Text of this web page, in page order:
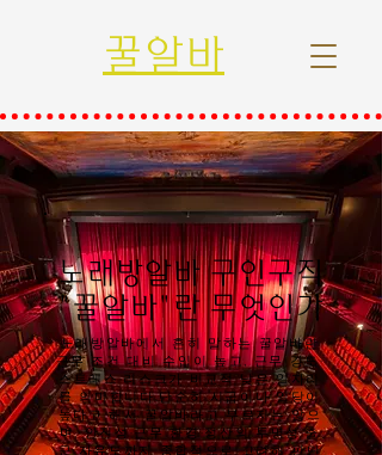
꿀알바
노래방알바 구인구직
"꿀알바"란 무엇인가
노래방알바에서 흔히 말하는 꿀알바란
근무 조건 대비 수입이 높고, 근무 강도·
스트레스·리스크가 비교적 낮은 일자리
를 의미합니다.단순히 시급이나 일당이
높다고 해서 꿀알바라고 부르지는 않으
며, 안전성·근무 환경·정산의 투명성·출
근 자유도까지 종합적으로 고려해 판단